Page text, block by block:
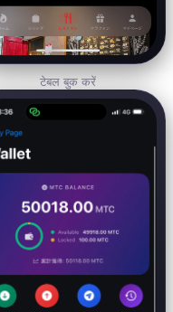
टेबल बुक करें